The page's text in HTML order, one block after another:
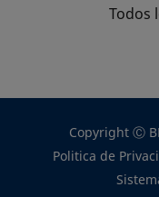
Todos
Copyright Ⓒ
Politica de